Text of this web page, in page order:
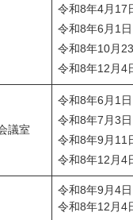
令和8年4月17
令和8年6月1日
令和8年10月
令和8年12月4
議室
令和8年6月1日
令和8年7月3日
令和8年9月11
令和8年12月4
令和8年9月4日
令和8年12月4